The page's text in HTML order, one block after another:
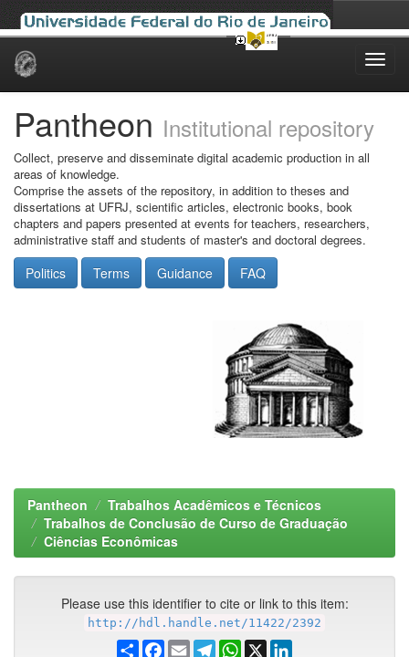
Skip
Pantheon Institutional repository
Collect, preserve and disseminate digital academic production in all
areas of knowledge.
Comprise the assets of the repository, in addition to theses and
dissertations at UFRJ, scientific articles, electronic books, book
chapters and papers presented at events for teachers, researchers,
administrative staff and students of master's and doctoral degrees.
Politics Terms Guidance FAQ
Pantheon
Trabalhos Acadêmicos e Técnicos
Trabalhos de Conclusão de Curso de Graduação
Ciências Econômicas
Please use this identifier to cite or link to this item:
http://hdl.handle.net/11422/2392
ShareFacebook
EmailTelegramWhatsApp
X